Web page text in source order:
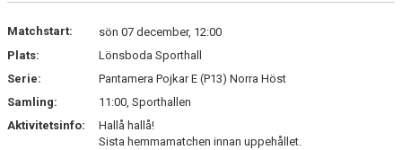
KONTAKT
Matchstart:
sön 07 december, 12:00
Plats:
Lönsboda Sporthall
Serie:
Pantamera Pojkar E (P13) Norra Höst
Samling:
11:00, Sporthallen
Aktivitetsinfo:
Hallå hallå!
Sista hemmamatchen innan uppehållet.